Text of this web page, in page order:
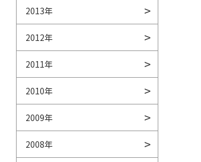
2013年
2012年
2011年
2010年
2009年
2008年